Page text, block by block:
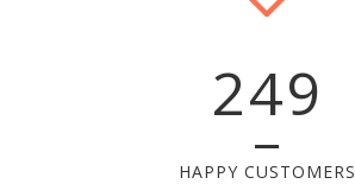
249
HAPPY CUSTOMERS